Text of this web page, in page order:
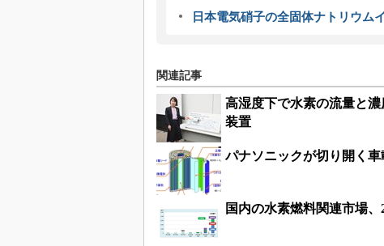
日本電気硝子の全固体ナトリウム
関連記事
高湿度下で水素の流量と
装置
パナソニックが切り開く
国内の水素燃料関連市場